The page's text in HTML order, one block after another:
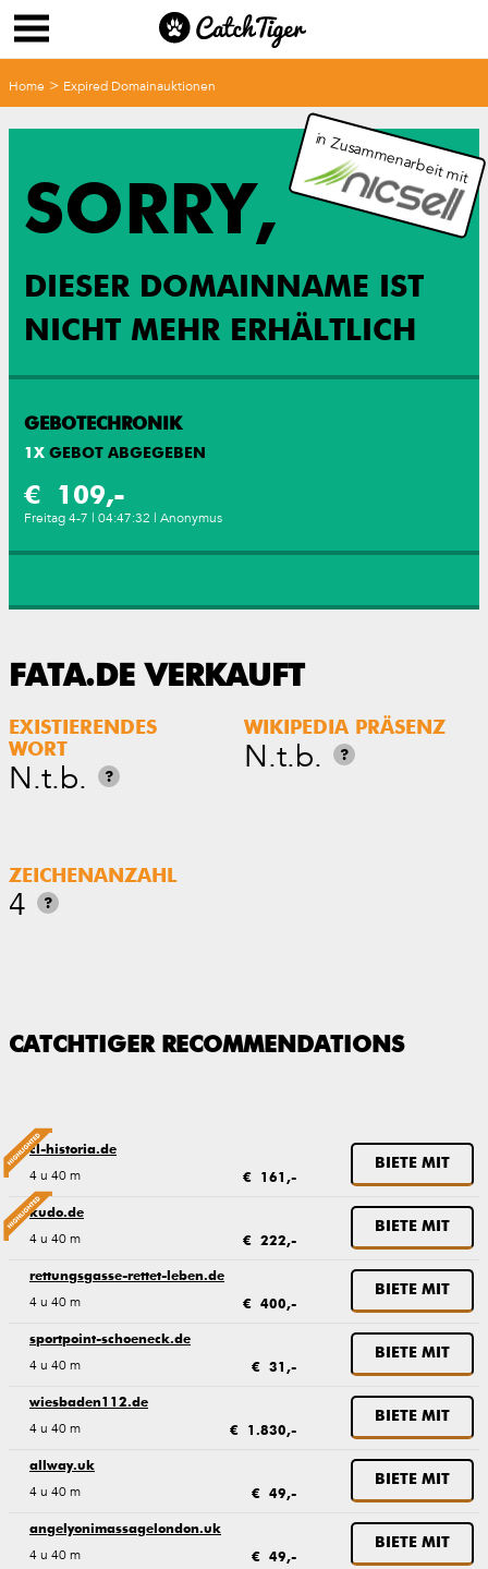
Home > Expired Domainauktionen
SORRY,
DIESER DOMAINNAME IST
NICHT MEHR ERHÄLTLICH
GEBOTECHRONIK
1 X GEBOT ABGEGEBEN
€ 109,-
Freitag 4-7 | 04:47:32 | Anonymus
in Zusammenarbeit mit
FATA.DE VERKAUFT
EXISTIERENDES
WORT
N.t.b. ?
WIKIPEDIA PRÄSENZ
N.t.b. ?
ZEICHENANZAHL
4 ?
CATCHTIGER RECOMMENDATIONS
cl-historia.de
4 u 40 m € 161,-
BIETE MIT
kudo.de
4 u 40 m € 222,-
BIETE MIT
rettungsgasse-rettet-leben.de
4 u 40 m € 400,-
BIETE MIT
sportpoint-schoeneck.de
4 u 40 m € 31,-
BIETE MIT
wiesbaden112.de
4 u 40 m € 1.830,-
BIETE MIT
allway.uk
4 u 40 m € 49,-
BIETE MIT
angelyonimassagelondon.uk
4 u 40 m € 49,-
BIETE MIT